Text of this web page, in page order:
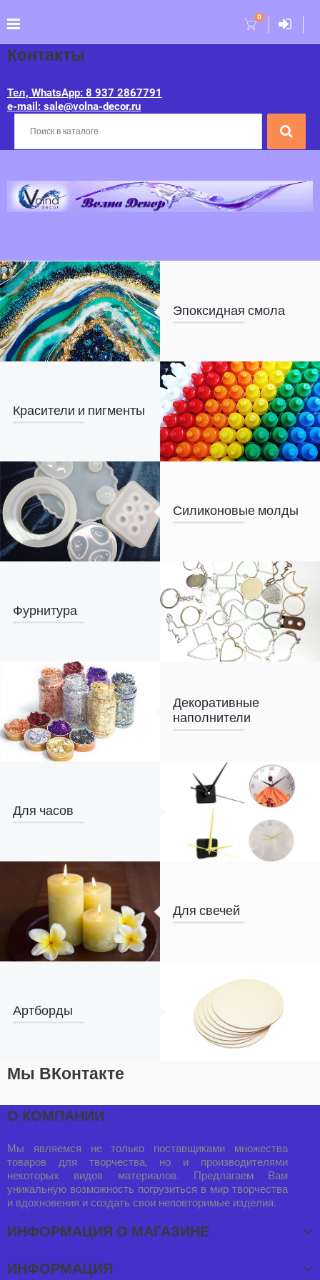
0
Контакты
Тел, WhatsApp: 8 937 2867791
e-mail: sale@volna-decor.ru
Эпоксидная смола
Красители и пигменты
Силиконовые молды
Фурнитура
Декоративные
наполнители
Для часов
Для свечей
Артборды
Мы ВКонтакте
О КОМПАНИИ
Мы являемся не только поставщиками множества
товаров для творчества, но и производителями
некоторых видов материалов. Предлагаем Вам
уникальную возможность погрузиться в мир творчества
и вдохновения и создать свои неповторимые изделия.
ИНФОРМАЦИЯ О МАГАЗИНЕ
ИНФОРМАЦИЯ